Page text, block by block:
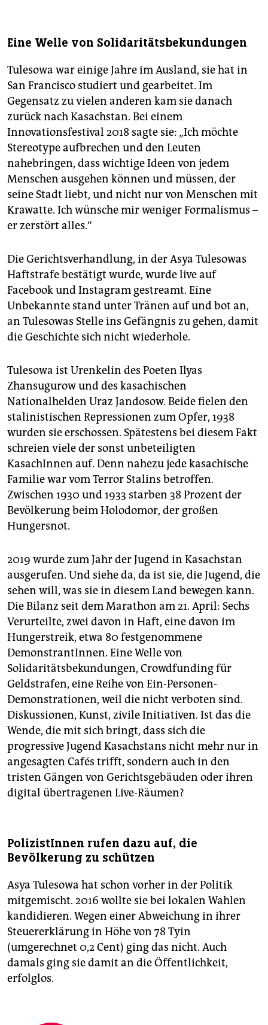
Eine Welle von Solidaritätsbekundungen
Tulesowa war einige Jahre im Ausland, sie hat in
San Francisco studiert und gearbeitet. Im
Gegensatz zu vielen anderen kam sie danach
zurück nach Kasachstan. Bei einem
Innovationsfestival 2018 sagte sie: „Ich möchte
Stereotype aufbrechen und den Leuten
nahebringen, dass wichtige Ideen von jedem
Menschen ausgehen können und müssen, der
seine Stadt liebt, und nicht nur von Menschen mit
Krawatte. Ich wünsche mir weniger Formalismus –
er zerstört alles.“
Die Gerichtsverhandlung, in der Asya Tulesowas
Haftstrafe bestätigt wurde, wurde live auf
Facebook und Instagram gestreamt. Eine
Unbekannte stand unter Tränen auf und bot an,
an Tulesowas Stelle ins Gefängnis zu gehen, damit
die Geschichte sich nicht wiederhole.
Tulesowa ist Urenkelin des Poeten Ilyas
Zhansugurow und des kasachischen
Nationalhelden Uraz Jandosow. Beide fielen den
stalinistischen Repressionen zum Opfer, 1938
wurden sie erschossen. Spätestens bei diesem Fakt
schreien viele der sonst unbeteiligten
KasachInnen auf. Denn nahezu jede kasachische
Familie war vom Terror Stalins betroffen.
Zwischen 1930 und 1933 starben 38 Prozent der
Bevölkerung beim Holodomor, der großen
Hungersnot.
2019 wurde zum Jahr der Jugend in Kasachstan
ausgerufen. Und siehe da, da ist sie, die Jugend, die
sehen will, was sie in diesem Land bewegen kann.
Die Bilanz seit dem Marathon am 21. April: Sechs
Verurteilte, zwei davon in Haft, eine davon im
Hungerstreik, etwa 80 festgenommene
DemonstrantInnen. Eine Welle von
Solidaritätsbekundungen, Crowdfunding für
Geldstrafen, eine Reihe von Ein-Personen-
Demonstrationen, weil die nicht verboten sind.
Diskussionen, Kunst, zivile Initiativen. Ist das die
Wende, die mit sich bringt, dass sich die
progressive Jugend Kasachstans nicht mehr nur in
angesagten Cafés trifft, sondern auch in den
tristen Gängen von Gerichtsgebäuden oder ihren
digital übertragenen Live-Räumen?
PolizistInnen rufen dazu auf, die
Bevölkerung zu schützen
Asya Tulesowa hat schon vorher in der Politik
mitgemischt. 2016 wollte sie bei lokalen Wahlen
kandidieren. Wegen einer Abweichung in ihrer
Steuererklärung in Höhe von 78 Tyin
(umgerechnet 0,2 Cent) ging das nicht. Auch
damals ging sie damit an die Öffentlichkeit,
erfolglos.